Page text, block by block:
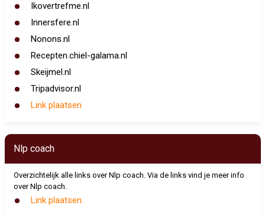
Ikovertrefme.nl
Innersfere.nl
Nonons.nl
Recepten.chiel-galama.nl
Skeijmel.nl
Tripadvisor.nl
Link plaatsen
Nlp coach
Overzichtelijk alle links over Nlp coach. Via de links vind je meer info
over Nlp coach.
Link plaatsen